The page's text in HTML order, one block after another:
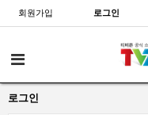
회원가입 로그인
로그인